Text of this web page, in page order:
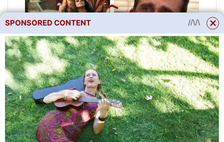
SPONSORED CONTENT